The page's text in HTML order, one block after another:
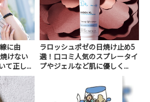
に由
けない
て正し...
ラロッシュポゼの日焼け止め5
選！口コミ人気のスプレータイ
プやジェルなど肌に優しく...